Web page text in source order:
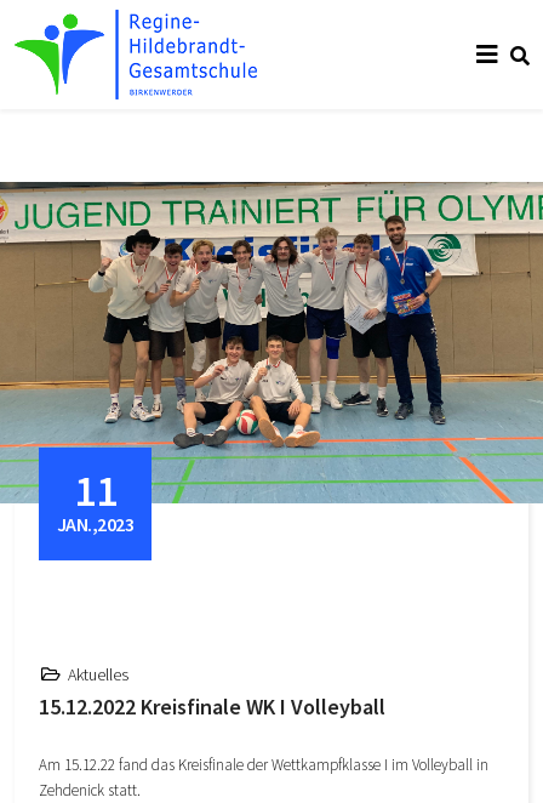
11
JAN.,2023
Aktuelles
15.12.2022 Kreisfinale WK I Volleyball
Am 15.12.22 fand das Kreisfinale der Wettkampfklasse I im Volleyball in
Zehdenick statt.